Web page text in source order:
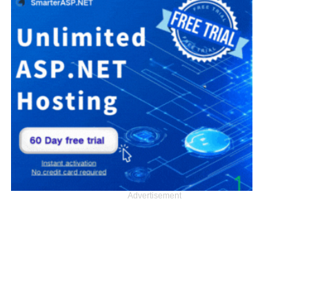
Advertisement